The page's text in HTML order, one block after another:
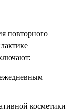
повторного
косметики